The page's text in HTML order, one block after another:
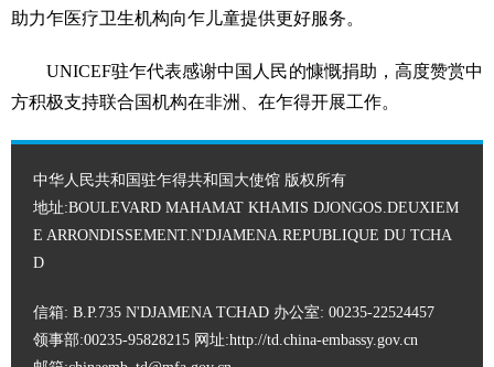
助力乍医疗卫生机构向乍儿童提供更好服务。
UNICEF驻乍代表感谢中国人民的慷慨捐助，高度赞赏中
方积极支持联合国机构在非洲、在乍得开展工作。
中华人民共和国驻乍得共和国大使馆 版权所有
地址:BOULEVARD MAHAMAT KHAMIS DJONGOS.DEUXIEM
E ARRONDISSEMENT.N'DJAMENA.REPUBLIQUE DU TCHA
D
信箱: B.P.735 N'DJAMENA TCHAD 办公室: 00235-22524457
领事部:00235-95828215 网址:http://td.china-embassy.gov.cn